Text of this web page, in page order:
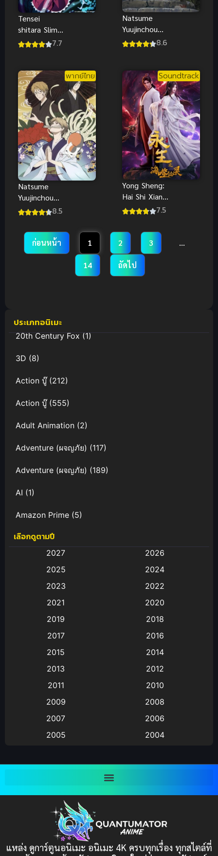
Tensei
shitara Slime
อนิเมะ เกิด
ซับไทย
7.7
Natsume
Yuujinchou
Go นัตสึเมะ8.6
พากย์ไทย
Natsume
Yuujinchou
นัตสึเมะกับ
ภาค 3
8.5
Soundtrack
Yong Sheng:
Hai Shi Xian
Ling นิรันดร์7.5
ก่อนหน้า 1 2 3 …
14 ถัดไป
ประเภทอนิเมะ
20th Century Fox(1)
3D (8)
Action บู๊(212)
Action บู๊(555)
Adult Animation (2)
Adventure (ผจญภัย) (117)
Adventure (ผจญภัย) (189)
AI (1)
Amazon Prime (5)
Anal (ประตูหลัง)
Animation การ์ตูน
Animation อนิเมะ
Animation แอนิเมชัน
(9)
Big tits (นมใหญ่)
Bitch (ผู้หญิงร่าน)
Bondage (ทาส)(1)
(1)
Censored (เซ็นเซอร์)(19)
เลือกดูตามปี
2027
2026
2025
2024
2023
2022
2021
2020
2019
2018
2017
2016
2015
2014
2013
2012
2011
2010
2009
2008
2007
2006
2005
2004
1997
1993
1991
1989
1988
แหล่ง ดูการ์ตูนอนิเมะ อนิเมะ 4K ครบทุกเรื่อง ทุกสไตล์ที่